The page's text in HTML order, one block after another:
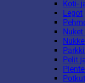
Koti-
Legot
Pelit